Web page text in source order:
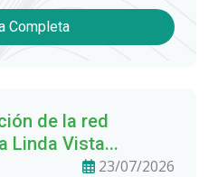
Completa
de la red
Linda Vista...
23/07/2026